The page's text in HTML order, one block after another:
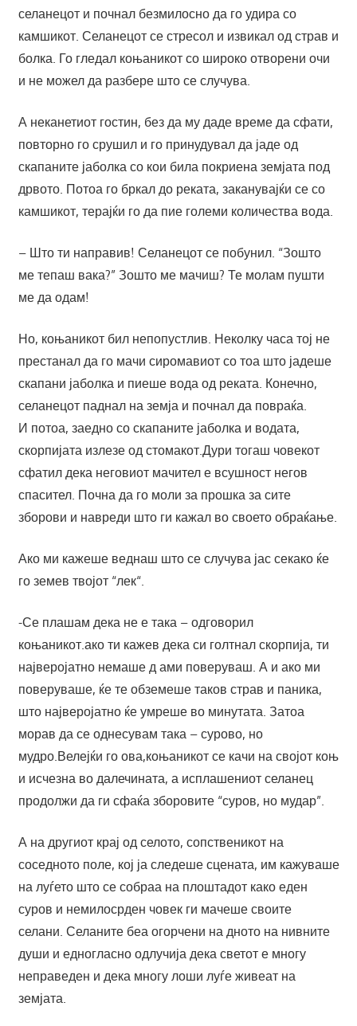
селанецот и почнал безмилосно да го удира со
камшикот. Селанецот се стресол и извикал од страв и
болка. Го гледал коњаникот со широко отворени очи
и не можел да разбере што се случува.
А неканетиот гостин, без да му даде време да сфати,
повторно го срушил и го принудувал да јаде од
скапаните јаболка со кои била покриена земјата под
дрвото. Потоа го бркал до реката, заканувајќи се со
камшикот, терајќи го да пие големи количества вода.
– Што ти направив! Селанецот се побунил. “Зошто
ме тепаш вака?” Зошто ме мачиш? Те молам пушти
ме да одам!
Но, коњаникот бил непопустлив. Неколку часа тој не
престанал да го мачи сиромавиот со тоа што јадеше
скапани јаболка и пиеше вода од реката. Конечно,
селанецот паднал на земја и почнал да повраќа.
И потоа, заедно со скапаните јаболка и водата,
скорпијата излезе од стомакот.Дури тогаш човекот
сфатил дека неговиот мачител е всушност негов
спасител. Почна да го моли за прошка за сите
зборови и навреди што ги кажал во своето обраќање.
Ако ми кажеше веднаш што се случува јас секако ќе
го земев твојот “лек“.
-Се плашам дека не е така – одговорил
коњаникот.ако ти кажев дека си голтнал скорпија, ти
најверојатно немаше д ами поверуваш. А и ако ми
поверуваше, ќе те обземеше таков страв и паника,
што најверојатно ќе умреше во минутата. Затоа
морав да се однесувам така – сурово, но
мудро.Велејќи го ова,коњаникот се качи на својот коњ
и исчезна во далечината, а исплашениот селанец
продолжи да ги сфаќа зборовите “суров, но мудар”.
А на другиот крај од селото, сопственикот на
соседното поле, кој ја следеше сцената, им кажуваше
на луѓето што се собраа на плоштадот како еден
суров и немилосрден човек ги мачеше своите
селани. Селаните беа огорчени на дното на нивните
души и едногласно одлучија дека светот е многу
неправеден и дека многу лоши луѓе живеат на
земјата.